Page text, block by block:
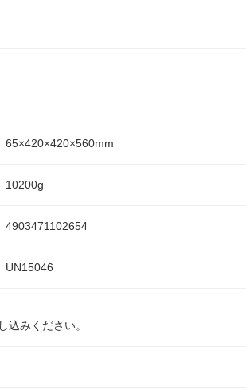
65×420×420×560mm
10200g
4903471102654
UN15046
みください。